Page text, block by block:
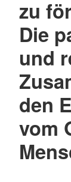
zu
Die
und
den
vom